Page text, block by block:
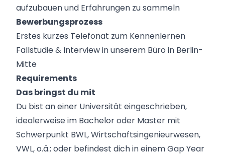
aufzubauen und Erfahrungen zu sammeln
Bewerbungsprozess
Erstes kurzes Telefonat zum Kennenlernen
Fallstudie & Interview in unserem Büro in Berlin-
Mitte
Requirements
Das bringst du mit
Du bist an einer Universität eingeschrieben,
idealerweise im Bachelor oder Master mit
Schwerpunkt BWL, Wirtschaftsingenieurwesen,
VWL, o.ä.; oder befindest dich in einem Gap Year